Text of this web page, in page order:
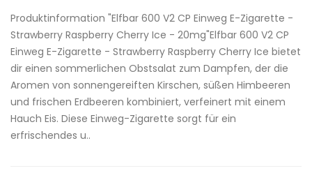
Produktinformation "Elfbar 600 V2 CP Einweg E-Zigarette -
Strawberry Raspberry Cherry Ice - 20mg"Elfbar 600 V2 CP
Einweg E-Zigarette - Strawberry Raspberry Cherry Ice bietet
dir einen sommerlichen Obstsalat zum Dampfen, der die
Aromen von sonnengereiften Kirschen, süßen Himbeeren
und frischen Erdbeeren kombiniert, verfeinert mit einem
Hauch Eis. Diese Einweg-Zigarette sorgt für ein
erfrischendes u..